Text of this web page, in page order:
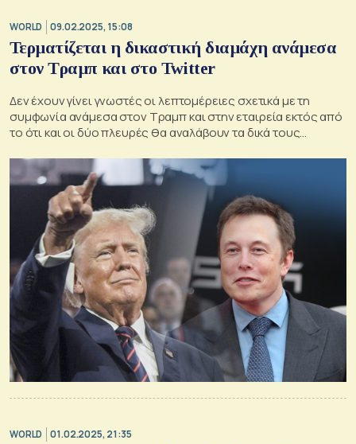
WORLD 09.02.2025, 15:08
Τερματίζεται η δικαστική διαμάχη ανάμεσα
στον Τραμπ και στο Twitter
Δεν έχουν γίνει γνωστές οι λεπτομέρειες σχετικά με τη
συμφωνία ανάμεσα στον Τραμπ και στην εταιρεία εκτός από
το ότι και οι δύο πλευρές θα αναλάβουν τα δικά τους
WORLD 01.02.2025, 21:35